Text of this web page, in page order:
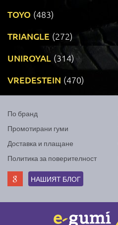
TOYO (483)
TRIANGLE (272)
UNIROYAL (314)
VREDESTEIN (470)
По бранд
Промотирани гуми
Доставка и плащане
Политика за поверителност
НАШИЯТ БЛОГ